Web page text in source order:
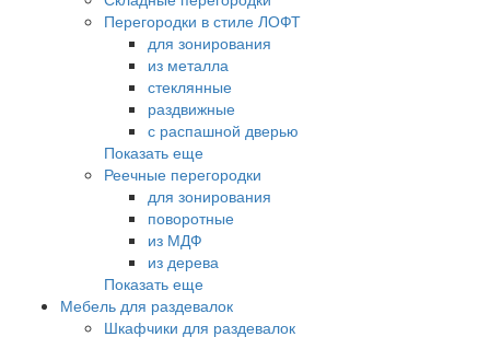
Перегородки в стиле ЛОФТ
для зонирования
из металла
стеклянные
раздвижные
с распашной дверью
Показать еще
Реечные перегородки
для зонирования
поворотные
из МДФ
из дерева
Показать еще
Мебель для раздевалок
Шкафчики для раздевалок